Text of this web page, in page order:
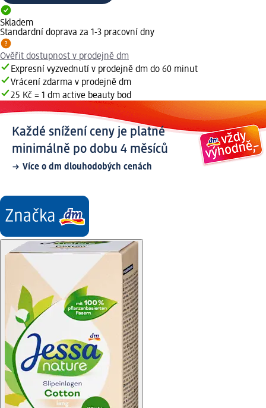
Skladem
Standardní doprava za 1-3 pracovní dny
Ověřit dostupnost v prodejně dm
Expresní vyzvednutí v prodejně dm do 60 minut
Vrácení zdarma v prodejně dm
25 Kč = 1 dm active beauty bod
Každé snížení ceny je platné
minimálně po dobu 4 měsíců
Více o dm dlouhodobých cenách